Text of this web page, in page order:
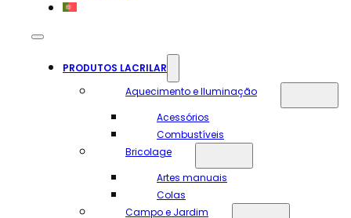
PRODUTOS LACRILAR
Aquecimento e Iluminação
Acessórios
Combustíveis
Bricolage
Artes manuais
Colas
Campo e Jardim